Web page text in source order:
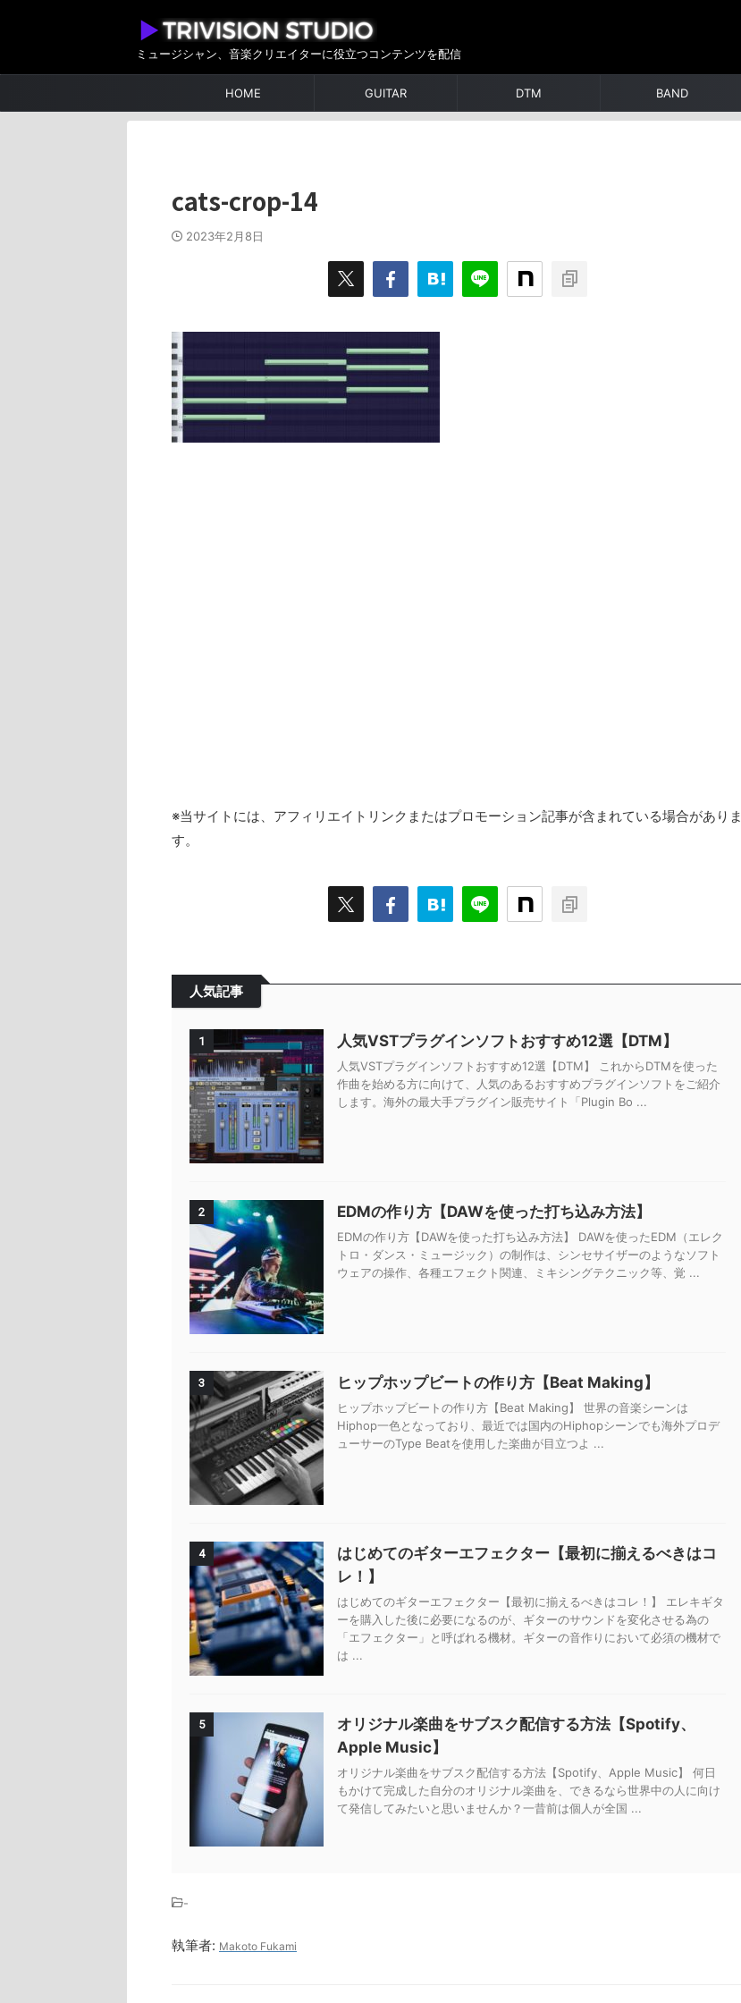
ミュージシャン、音楽クリエイターに役立つコンテンツを配信
HOME GUITAR DTM BAND
cats-crop-14
2023年2月8日
※当サイトには、アフィリエイトリンクまたはプロモーション記事が含まれている場合がありま
す。
人気記事
1 人気VSTプラグインソフトおすすめ12選【DTM】
人気VSTプラグインソフトおすすめ12選【DTM】 これからDTMを使った
作曲を始める方に向けて、人気のあるおすすめプラグインソフトをご紹介
します。海外の最大手プラグイン販売サイト「Plugin Bo ...
2 EDMの作り方【DAWを使った打ち込み方法】
EDMの作り方【DAWを使った打ち込み方法】 DAWを使ったEDM（エレク
トロ・ダンス・ミュージック）の制作は、シンセサイザーのようなソフト
ウェアの操作、各種エフェクト関連、ミキシングテクニック等、覚 ...
3 ヒップホップビートの作り方【Beat Making】
ヒップホップビートの作り方【Beat Making】 世界の音楽シーンは
Hiphop一色となっており、最近では国内のHiphopシーンでも海外プロデ
ューサーのType Beatを使用した楽曲が目立つよ ...
4
はじめてのギターエフェクター【最初に揃えるべきはコ
レ！】
はじめてのギターエフェクター【最初に揃えるべきはコレ！】 エレキギタ
ーを購入した後に必要になるのが、ギターのサウンドを変化させる為の
「エフェクター」と呼ばれる機材。ギターの音作りにおいて必須の機材で
は ...
5
オリジナル楽曲をサブスク配信する方法【Spotify、
Apple Music】
オリジナル楽曲をサブスク配信する方法【Spotify、Apple Music】 何日
もかけて完成した自分のオリジナル楽曲を、できるなら世界中の人に向け
て発信してみたいと思いませんか？一昔前は個人が全国 ...
-
執筆者: Makoto Fukami